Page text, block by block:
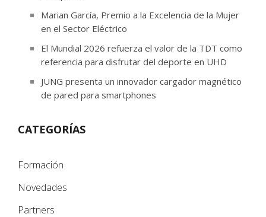
Marian García, Premio a la Excelencia de la Mujer
en el Sector Eléctrico
El Mundial 2026 refuerza el valor de la TDT como
referencia para disfrutar del deporte en UHD
JUNG presenta un innovador cargador magnético
de pared para smartphones
CATEGORÍAS
Formación
Novedades
Partners